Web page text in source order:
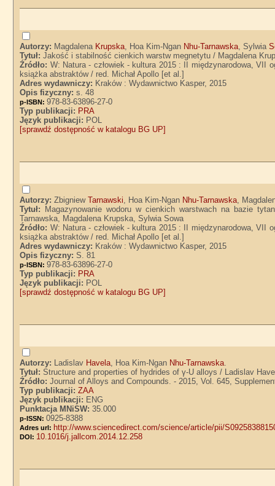
Autorzy: Magdalena Krupska , Hoa Kim-Ngan Nhu-Tarnawska , Sylwia
Tytuł:Jakość i stabilność cienkich warstw megnetytu / Magdalena
Źródło: W: Natura - człowiek - kultura 2015 : II międzynarodowa, VII
książka abstraktów / red. Michał Apollo [et al.]
Adres wydawniczy: Kraków : Wydawnictwo Kasper, 2015
Opis fizyczny:s. 48
p-ISBN:978-83-63896-27-0
Typ publikacji: PRA
Język publikacji: POL
[sprawdź dostępność w katalogu BG UP]
Autorzy:ZbigniewTarnawski , Hoa Kim-Ngan Nhu-Tarnawska ,
Tytuł:
Magazynowanie wodoru w cienkich warstwach na bazie
Tarnawska, Magdalena Krupska, Sylwia Sowa
Źródło: W: Natura - człowiek - kultura 2015 : II międzynarodowa, VII
książka abstraktów / red. Michał Apollo [et al.]
Adres wydawniczy: Kraków : Wydawnictwo Kasper, 2015
Opis fizyczny:S. 81
p-ISBN:978-83-63896-27-0
Typ publikacji: PRA
Język publikacji: POL
[sprawdź dostępność w katalogu BG UP]
Autorzy: Ladislav Havela , Hoa Kim-Ngan Nhu-Tarnawska
Tytuł:Structure and properties of hydrides of γ-U alloys / Ladislav
Źródło:Journal of Alloys and Compounds. - 2015, Vol. 645,
Typ publikacji:ZAA
Język publikacji: ENG
Punktacja MNiSW:35.000
p-ISSN:0925-8388
Adres url: http://www.sciencedirect.com/science/article/pii/
DOI: 10.1016/j.jallcom.2014.12.258